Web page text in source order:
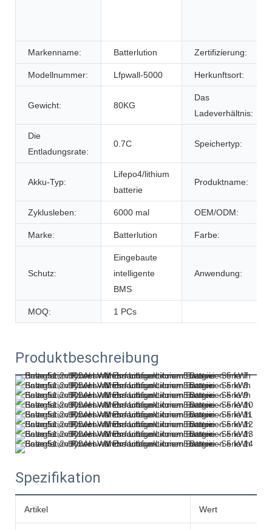
Markenname: Batterlution Zertifizierung:
Modellnummer: Lfpwall-5000 Herkunftsort:
Gewicht: 80KG
Das
Ladeverhältnis:
Die
Entladungsrate:
0.7C Speichertyp:
Akku-Typ:
Lifepo4/lithium
batterie
Produktname:
Zyklusleben: 6000 mal OEM/ODM:
Marke: Batterlution Farbe:
Schutz:
Eingebaute
intelligente
BMS
Anwendung:
MOQ: 1 PCs
Produktbeschreibung
Spezifikation
Artikel Wert